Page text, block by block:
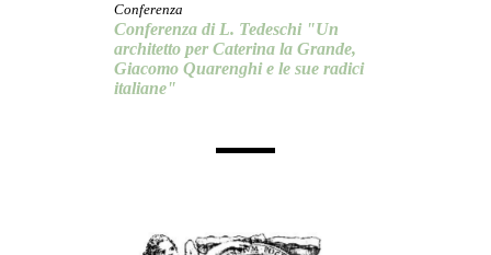
Conferenza
Conferenza di L. Tedeschi "Un
architetto per Caterina la Grande,
Giacomo Quarenghi e le sue radici
italiane"